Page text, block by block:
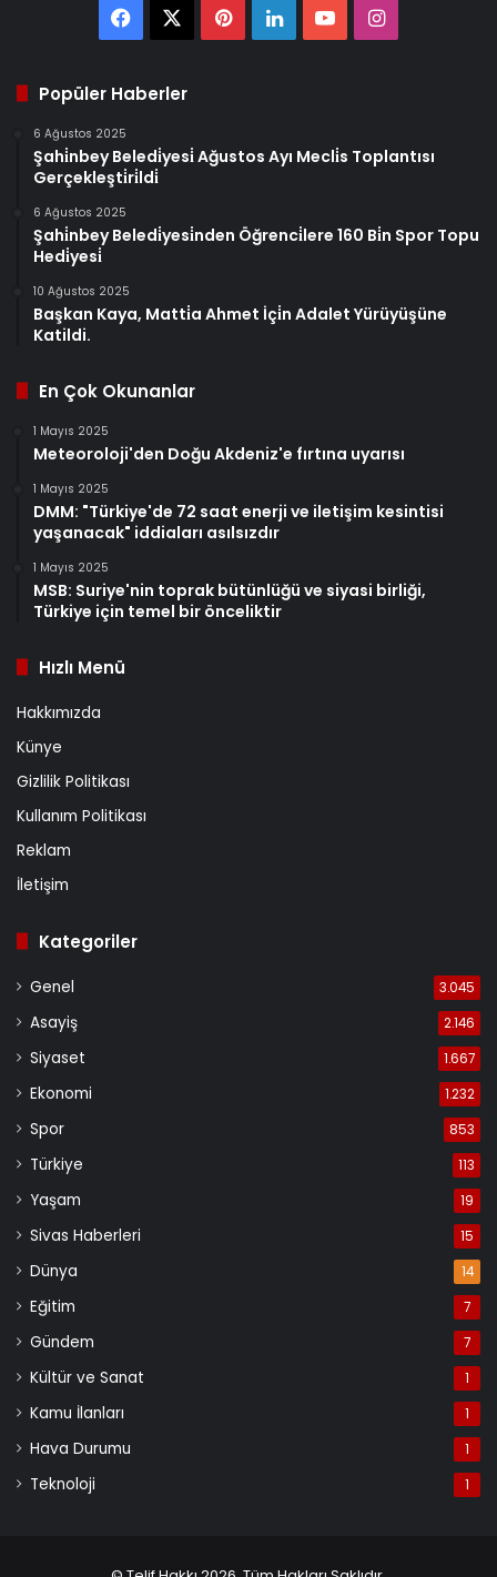
FacebookPinterest
LinkedInYouTubeInstagram
Popüler Haberler
6 Ağustos 2025
Şahi̇nbey Beledi̇yesi̇ Ağustos Ayı Mecli̇s Toplantısı
Gerçekleşti̇ri̇ldi̇
6 Ağustos 2025
Şahi̇nbey Beledi̇yesi̇nden Öğrenci̇lere 160 Bi̇n Spor Topu
Hedi̇yesi̇
10 Ağustos 2025
Başkan Kaya, Matti̇a Ahmet İçi̇n Adalet Yürüyüşüne
Katildi.
En Çok Okunanlar
1 Mayıs 2025
Meteoroloji'den Doğu Akdeniz'e fırtına uyarısı
1 Mayıs 2025
DMM: "Türkiye'de 72 saat enerji ve iletişim kesintisi
yaşanacak" iddiaları asılsızdır
1 Mayıs 2025
MSB: Suriye'nin toprak bütünlüğü ve siyasi birliği,
Türkiye için temel bir önceliktir
Hızlı Menü
Hakkımızda
Künye
Gizlilik Politikası
Kullanım Politikası
Reklam
İletişim
Kategoriler
Genel 3.045
Asayiş 2.146
Siyaset 1.667
Ekonomi 1.232
Spor 853
Türkiye 113
Yaşam 19
Sivas Haberleri 15
Dünya 14
Eğitim 7
Gündem 7
Kültür ve Sanat 1
Kamu İlanları 1
Hava Durumu 1
Teknoloji 1